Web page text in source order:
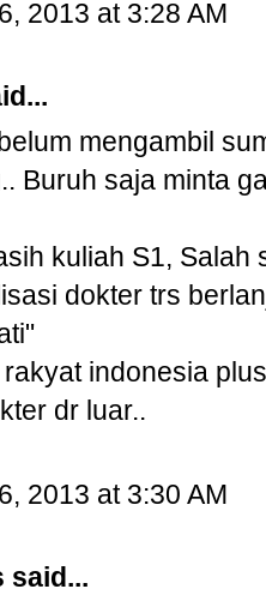
2013 at 3:28 AM
mengambil
Buruh saja minta
kuliah S1,
dokter trs
indonesia
dr luar..
2013 at 3:30 AM
said...